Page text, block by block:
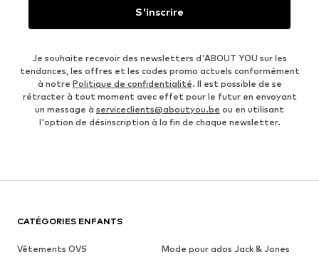
S'inscrire
Je souhaite recevoir des newsletters d'ABOUT YOU sur les
tendances, les offres et les codes promo actuels conformément
à notre Politique de confidentialité. Il est possible de se
rétracter à tout moment avec effet pour le futur en envoyant
un message à serviceclients@aboutyou.be ou en utilisant
l'option de désinscription à la fin de chaque newsletter.
CATÉGORIES ENFANTS
Vêtements OVS
Mode pour ados Jack & Jones